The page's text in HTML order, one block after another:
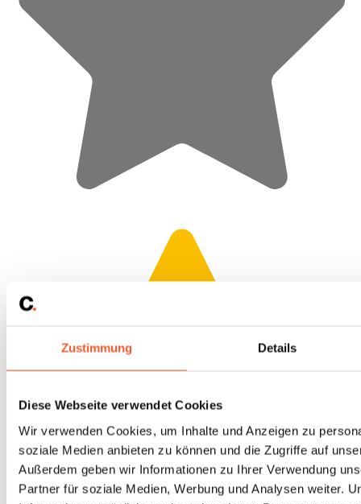
Zustimmung Details
Diese Webseite verwendet Cookies
Wir verwenden Cookies, um Inhalte und Anzeigen zu
soziale Medien anbieten zu können und die Zugriffe auf
Außerdem geben wir Informationen zu Ihrer Verwendung
Partner für soziale Medien, Werbung und Analysen weiter.